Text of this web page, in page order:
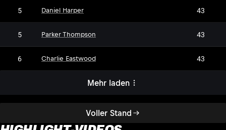
Voller Stand
5 Daniel Harper 43
5 Parker Thompson 43
6 Charlie Eastwood 43
Mehr laden